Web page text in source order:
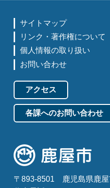
サイトマップ
リンク・著作権について
個人情報の取り扱い
お問い合わせ
アクセス
各課へのお問い合わせ
〒893-8501
鹿児島県鹿